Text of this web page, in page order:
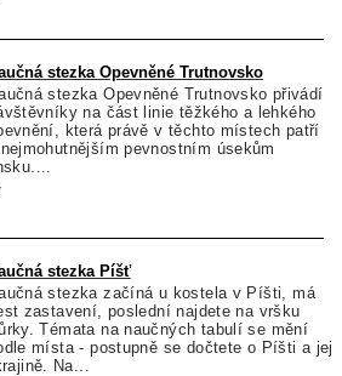
stezka Opevněné Trutnovsko
stezka Opevněné Trutnovsko přivádí
na část linie těžkého a lehkého
která právě v těchto místech patří
pevnostním úsekům
stezka Píšť
stezka začíná u kostela v Píšti, má
zastavení, poslední najdete na vršku
Témata na naučných tabulí se mění
místa - postupně se dočtete o Píšti a její
Na...